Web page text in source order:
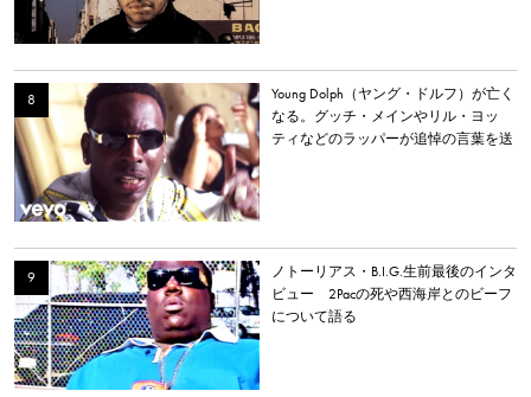
Young Dolph（ヤング・ドルフ）が亡く
なる。グッチ・メインやリル・ヨッ
ティなどのラッパーが追悼の言葉を送
ノトーリアス・B.I.G.生前最後のインタ
ビュー 2Pacの死や西海岸とのビーフ
について語る